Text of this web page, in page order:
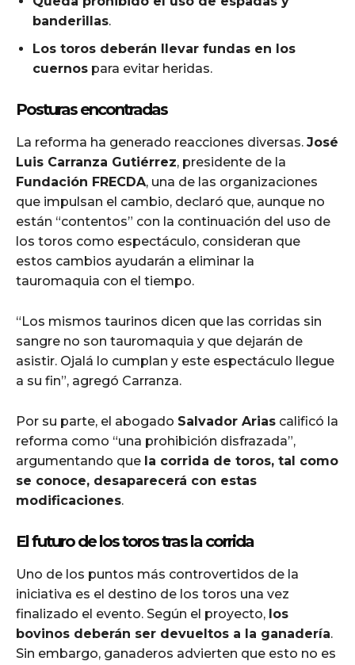
banderillas.
Los toros deberán llevar fundas en los
cuernos para evitar heridas.
Posturas encontradas
La reforma ha generado reacciones diversas. José
Luis Carranza Gutiérrez, presidente de la
Fundación FRECDA, una de las organizaciones
que impulsan el cambio, declaró que, aunque no
están “contentos” con la continuación del uso de
los toros como espectáculo, consideran que
estos cambios ayudarán a eliminar la
tauromaquia con el tiempo.
“Los mismos taurinos dicen que las corridas sin
sangre no son tauromaquia y que dejarán de
asistir. Ojalá lo cumplan y este espectáculo llegue
a su fin”, agregó Carranza.
Por su parte, el abogado Salvador Arias calificó la
reforma como “una prohibición disfrazada”,
argumentando que la corrida de toros, tal como
se conoce, desaparecerá con estas
modificaciones.
El futuro de los toros tras la corrida
Uno de los puntos más controvertidos de la
iniciativa es el destino de los toros una vez
finalizado el evento. Según el proyecto, los
bovinos deberán ser devueltos a la ganadería.
Sin embargo, ganaderos advierten que esto no es